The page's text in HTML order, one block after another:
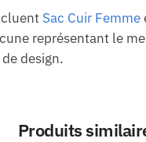
Sac Cuir Femme
représentant le
design.
Produits